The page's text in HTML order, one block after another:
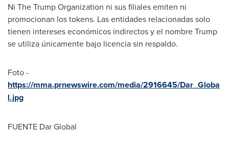
Ni The Trump Organization ni sus filiales emiten ni
promocionan los tokens. Las entidades relacionadas solo
tienen intereses económicos indirectos y el nombre Trump
se utiliza únicamente bajo licencia sin respaldo.
Foto -
https://mma.prnewswire.com/media/2916645/Dar_Globa
l.jpg
FUENTE Dar Global